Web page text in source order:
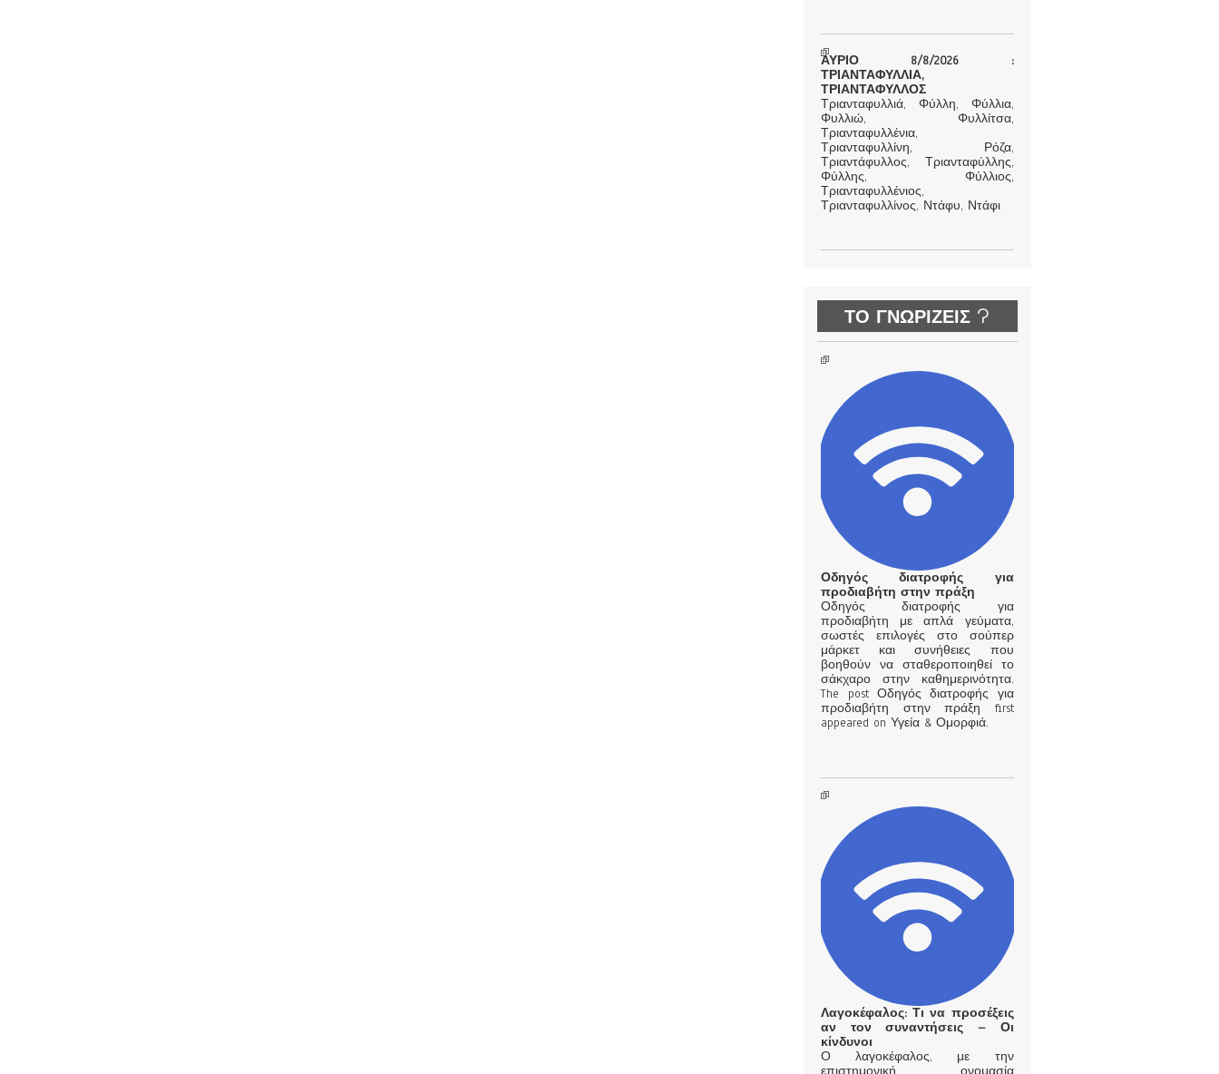
ΑΥΡΙΟ 8/8/2026 :
ΤΡΙΑΝΤΑΦΥΛΛΙΑ,
ΤΡΙΑΝΤΑΦΥΛΛΟΣ
Τριανταφυλλιά, Φύλλη, Φύλλια,
Φυλλιώ, Φυλλίτσα,
Τριανταφυλλένια,
Τριανταφυλλίνη, Ρόζα,
Τριαντάφυλλος, Τριανταφύλλης,
Φύλλης, Φύλλιος,
Τριανταφυλλένιος,
Τριανταφυλλίνος, Ντάφυ, Ντάφι
ΤΟ ΓΝΩΡΙΖΕΙΣ ?
Οδηγός διατροφής για
προδιαβήτη στην πράξη
Οδηγός διατροφής για
προδιαβήτη με απλά γεύματα,
σωστές επιλογές στο σούπερ
μάρκετ και συνήθειες που
βοηθούν να σταθεροποιηθεί το
σάκχαρο στην καθημερινότητα.
The post Οδηγός διατροφής για
προδιαβήτη στην πράξη first
appeared on Υγεία & Ομορφιά.
Λαγοκέφαλος: Τι να προσέξεις
αν τον συναντήσεις – Οι
κίνδυνοι
Ο λαγοκέφαλος, με την